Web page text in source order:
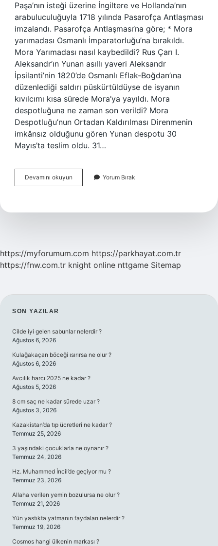
Paşa’nın isteği üzerine İngiltere ve Hollanda’nın
arabuluculuğuyla 1718 yılında Pasarofça Antlaşması
imzalandı. Pasarofça Antlaşması’na göre; * Mora
yarımadası Osmanlı İmparatorluğu’na bırakıldı.
Mora Yarımadası nasıl kaybedildi? Rus Çarı I.
Aleksandr’ın Yunan asıllı yaveri Aleksandr
İpsilanti’nin 1820’de Osmanlı Eflak-Boğdan’ına
düzenlediği saldırı püskürtüldüyse de isyanın
kıvılcımı kısa sürede Mora’ya yayıldı. Mora
despotluğuna ne zaman son verildi? Mora
Despotluğu’nun Ortadan Kaldırılması Direnmenin
imkânsız olduğunu gören Yunan despotu 30
Mayıs’ta teslim oldu. 31…
Devamını okuyun
Yı
Kaybettik
Yorum Bırak
https://myforumum.com https://parkhayat.com.tr
https://fnw.com.tr knight online nttgame Sitemap
SIDEBAR
SON YAZILAR
Cilde iyi gelen sabunlar nelerdir ?
Ağustos 6, 2026
Kulağakaçan böceği ısırırsa ne olur ?
Ağustos 6, 2026
Avcılık harcı 2025 ne kadar ?
Ağustos 5, 2026
8 cm saç ne kadar sürede uzar ?
Ağustos 3, 2026
Kazakistan’da tıp ücretleri ne kadar ?
Temmuz 25, 2026
3 yaşındaki çocuklarla ne oynanır ?
Temmuz 24, 2026
Hz. Muhammed İncil’de geçiyor mu ?
Temmuz 23, 2026
Allaha verilen yemin bozulursa ne olur ?
Temmuz 21, 2026
Yün yastıkta yatmanın faydaları nelerdir ?
Temmuz 19, 2026
Cosmos hangi ülkenin markası ?